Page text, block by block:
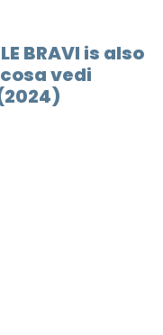
BRAVI is also
vedi